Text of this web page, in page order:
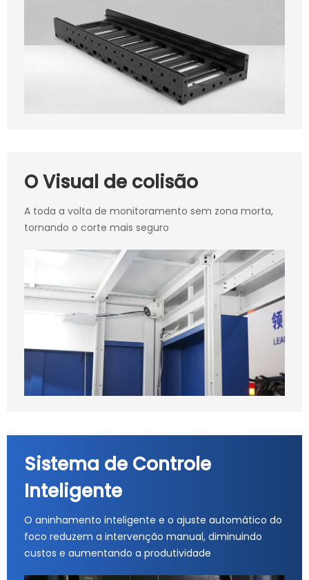
O Visual de colisão
A toda a volta de monitoramento sem zona morta,
tornando o corte mais seguro
Sistema de Controle
Inteligente
O aninhamento inteligente e o ajuste automático do
foco reduzem a intervenção manual, diminuindo
custos e aumentando a produtividade